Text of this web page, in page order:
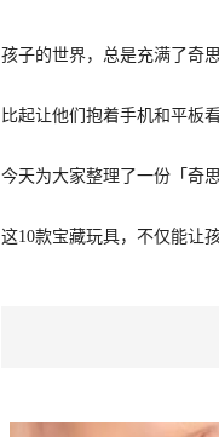
孩子的世界，总是充满了奇
比起让他们抱着手机和平板
今天为大家整理了一份「奇
这10款宝藏玩具，不仅能让